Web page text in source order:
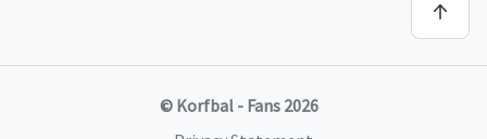
© Korfbal - Fans 2026